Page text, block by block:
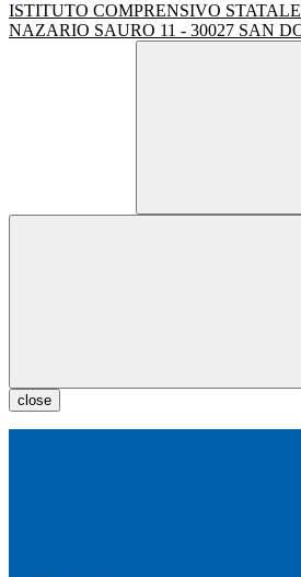
ISTITUTO COMPRENSIVO STATALE
NAZARIO SAURO 11 - 30027 SAN
close